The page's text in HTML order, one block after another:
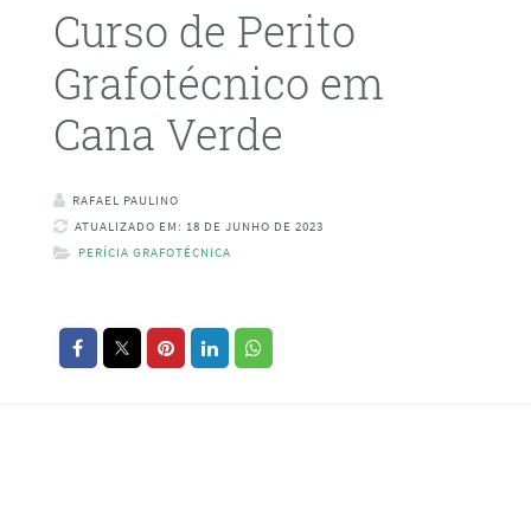
Curso de Perito
Grafotécnico em
Cana Verde
RAFAEL PAULINO
ATUALIZADO EM: 18 DE JUNHO DE 2023
PERÍCIA GRAFOTÉCNICA